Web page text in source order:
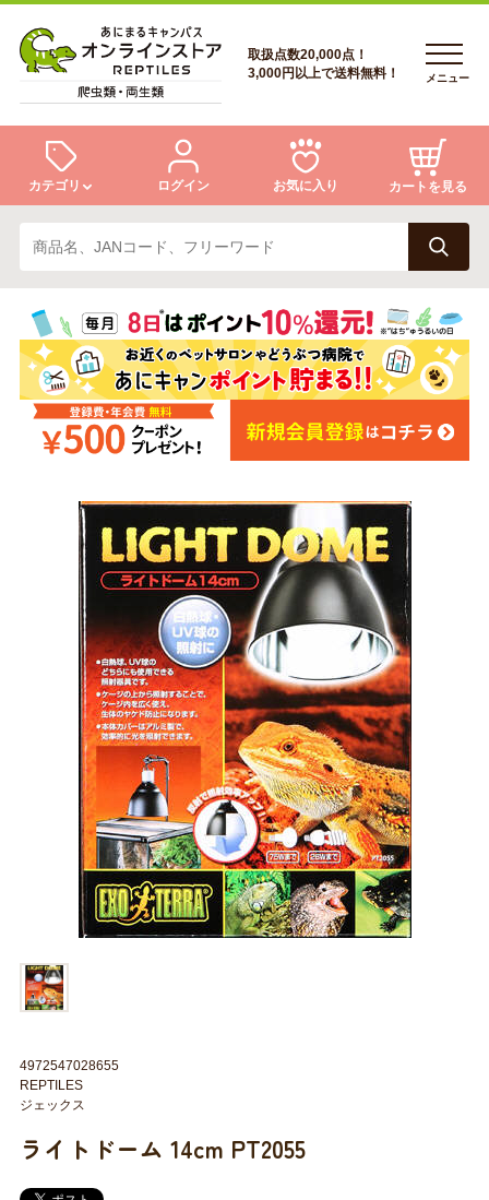
会員登録
あにまるキャンパスについて
アフターサービス
お買い物ガイド
お問い合わせ
取扱点数20,000点！
3,000円以上で送料無料！
メニュー
カテゴリ
トカゲ ヘビ
カメ 両生類
ログイン お気に入り カートを見る
あにまるキャンパスについて
アフターサービス
商品リクエスト
お買い物ガイド
お問い合わせ
ライトドーム 14cm PT2055
4972547028655
REPTILES
ジェックス